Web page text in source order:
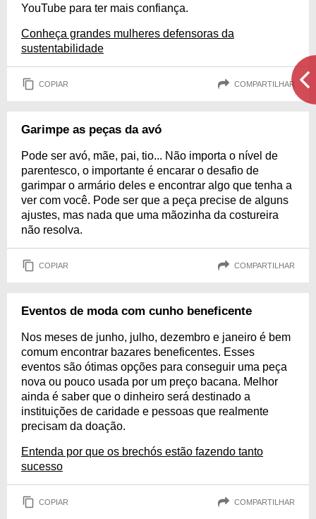
YouTube para ter mais confiança.
Conheça grandes mulheres defensoras da
sustentabilidade
COPIAR COMPARTILHAR
Garimpe as peças da avó
Pode ser avó, mãe, pai, tio... Não importa o nível de
parentesco, o importante é encarar o desafio de
garimpar o armário deles e encontrar algo que tenha a
ver com você. Pode ser que a peça precise de alguns
ajustes, mas nada que uma mãozinha da costureira
não resolva.
COPIAR COMPARTILHAR
Eventos de moda com cunho beneficente
Nos meses de junho, julho, dezembro e janeiro é bem
comum encontrar bazares beneficentes. Esses
eventos são ótimas opções para conseguir uma peça
nova ou pouco usada por um preço bacana. Melhor
ainda é saber que o dinheiro será destinado a
instituições de caridade e pessoas que realmente
precisam da doação.
Entenda por que os brechós estão fazendo tanto
sucesso
COPIAR COMPARTILHAR